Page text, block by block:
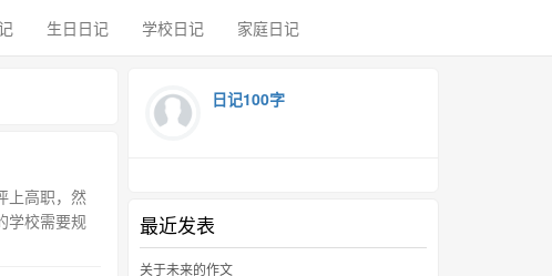
生日日记 学校日记 家庭日记
上高职，然
学校需要规
日记100字
最近发表
关于未来的作文